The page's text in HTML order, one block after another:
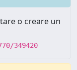
o creare un
349420